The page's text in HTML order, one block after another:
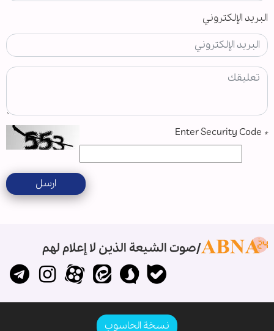
البريد الإلكتروني
*
ارسل
صوت الشيعة الذين لا إعلام لهم
نسخة الحاسوب